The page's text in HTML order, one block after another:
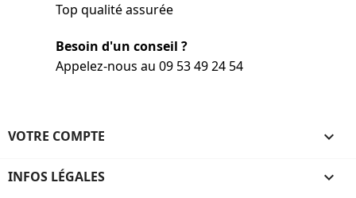
Top qualité assurée
Besoin d'un conseil ?
Appelez-nous au 09 53 49 24 54
VOTRE COMPTE 
INFOS LÉGALES 